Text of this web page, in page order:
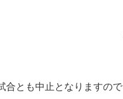
合とも中止となりますので